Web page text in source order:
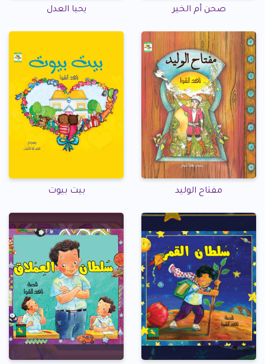
صحن أم الخير يحيا العدل
مفتاح الوليد بيت بيوت